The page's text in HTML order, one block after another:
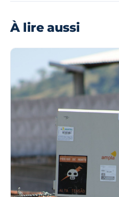
À lire aussi